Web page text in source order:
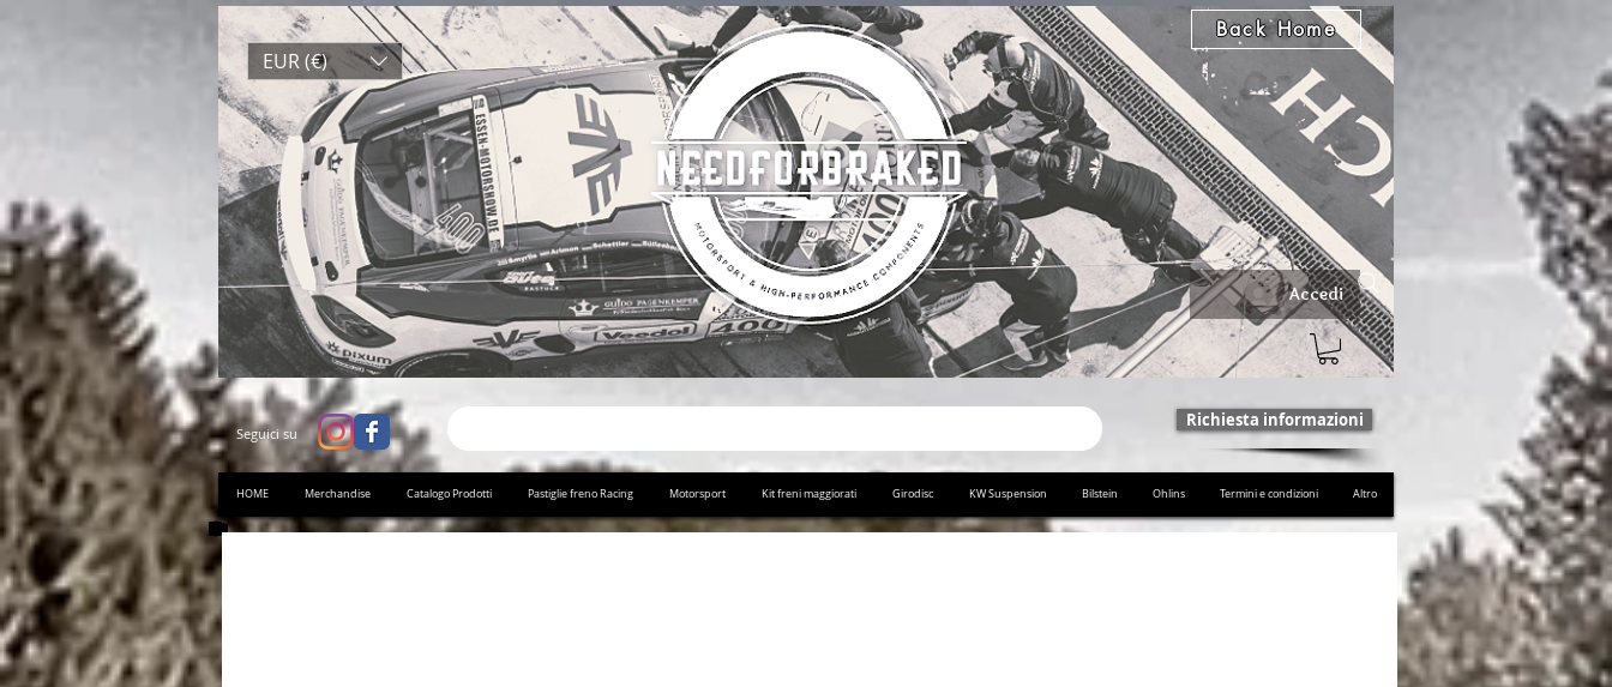
EUR (€)
Back Home
Accedi
Seguici su
Richiesta informazioni
HOME Merchandise Catalogo Prodotti Pastiglie freno Racing Motorsport Kit freni maggiorati Girodisc KW Suspension Bilstein Ohlins Termini e condizioni Altro